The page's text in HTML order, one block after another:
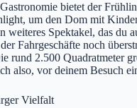
bietet der
um den Dom mit
weiteres Spektakel, das du
Fahrgeschäfte noch
rund 2.500 Quadratmeter
also, vor deinem Besuch
Vielfalt